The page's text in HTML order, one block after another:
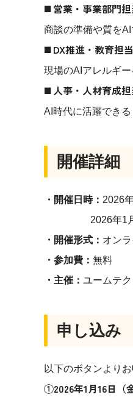
◼️ 営業・事業部門
商談の準備や質を
◼️ DX推進・教育担
現場のAIアレルギ
◼️ 人事・人材育成
AI時代に活躍でき
開催詳細
・開催日時： 2026
2026年1月23
・開催形式： オン
・参加費： 無料
・主催： ユームテ
申し込み
以下のボタンより
①2026年1月16日（